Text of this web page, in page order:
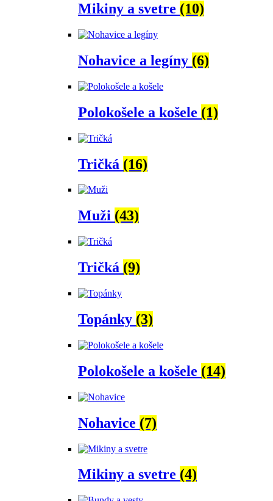
Mikiny a svetre (10)
Nohavice a legíny (6)
Polokošele a košele (1)
Tričká (16)
Muži (43)
Tričká (9)
Topánky (3)
Polokošele a košele (14)
Nohavice (7)
Mikiny a svetre (4)